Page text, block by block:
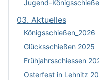
Jugend-
03. Aktuelles
Königsschießen_2026
Glücksschießen 2025
Frühjahrsschiessen
Osterfest in Lehnitz